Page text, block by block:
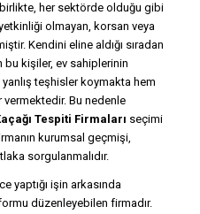
her sektörde olduğu gibi
olmayan, korsan veya
Kendini eline aldığı sıradan
bu kişiler, ev sahiplerinin
teşhisler koymakta hem
Bu nedenle
Tespiti Firmaları seçimi
kurumsal geçmişi,
sorgulanmalıdır.
yaptığı işin arkasında
düzenleyebilen firmadır.